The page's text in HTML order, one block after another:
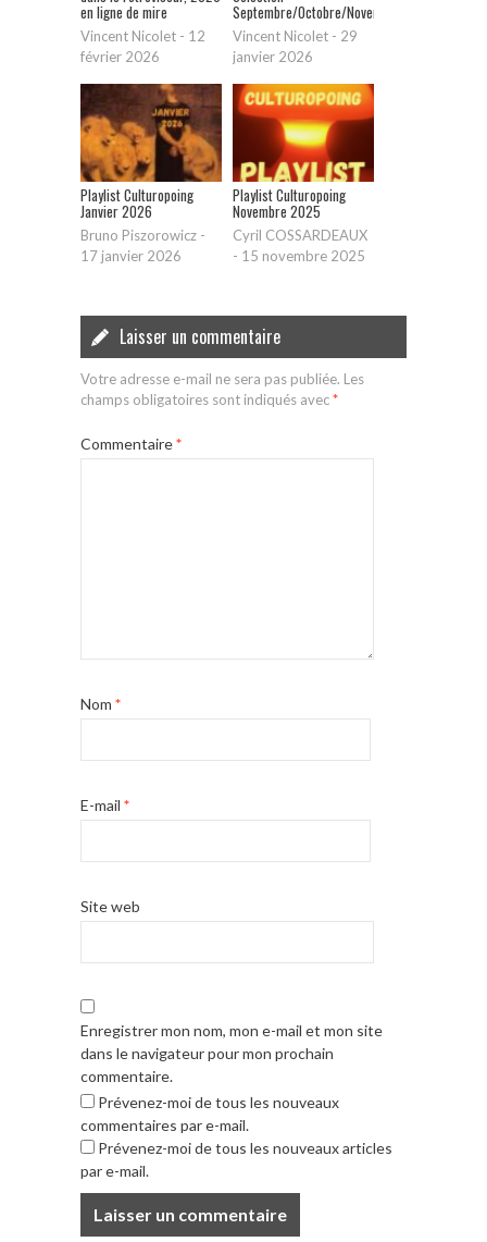
en ligne de mire
Vincent Nicolet - 12
février 2026
Septembre/Octobre/Novembre/Décembre
Vincent Nicolet - 29
janvier 2026
Playlist Culturopoing
Janvier 2026
Bruno Piszorowicz -
17 janvier 2026
Playlist Culturopoing
Novembre 2025
Cyril COSSARDEAUX
- 15 novembre 2025
Laisser un commentaire
Votre adresse e-mail ne sera pas publiée. Les
champs obligatoires sont indiqués avec*
Commentaire*
Nom *
E-mail *
Site web
Enregistrer mon nom, mon e-mail et mon site
dans le navigateur pour mon prochain
commentaire.
Prévenez-moi de tous les nouveaux
commentaires par e-mail.
Prévenez-moi de tous les nouveaux articles
par e-mail.